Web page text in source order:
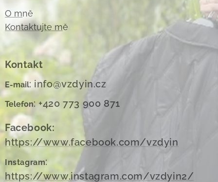
O mně
Kontaktujte mě
Kontakt
E-mail: info@vzdyin.cz
Telefon: +420 773 900 871
Facebook:
https://www.facebook.com/vzdyin
Instagram:
https://www.instagram.com/vzdyin2/